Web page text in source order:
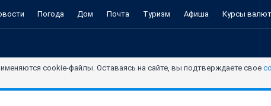
Погода Дом Почта Туризм Афиша Курсы валют
cookie-файлы. Оставаясь на сайте, вы подтверждаете свое